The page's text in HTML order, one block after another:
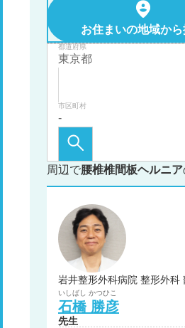
お住まいの地域か
都道府県
市区町村
周辺で腰椎椎間板ヘルニア
岩井整形外科病院 整形外科
いしばし かつひこ
石橋 勝彦
先生